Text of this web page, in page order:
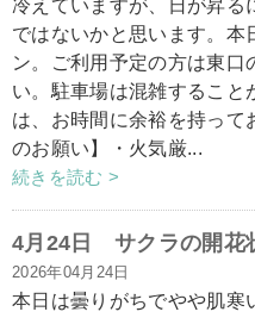
冷えていますが、日が昇る
ではないかと思います。本
ン。ご利用予定の方は東口
い。駐車場は混雑すること
は、お時間に余裕を持って
のお願い】・火気厳...
続きを読む >
4月24日 サクラの開花
2026年04月24日
本日は曇りがちでやや肌寒